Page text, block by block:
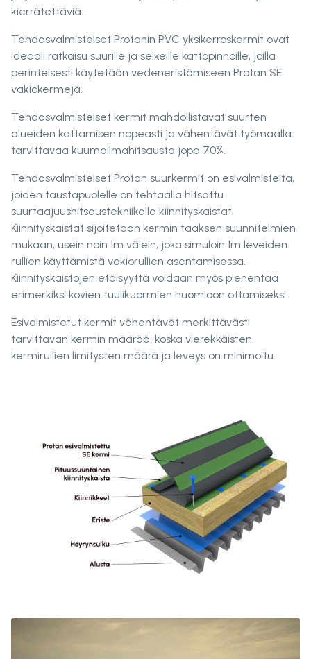
kierrätettäviä.
Tehdasvalmisteiset Protanin PVC yksikerroskermit ovat
ideaali ratkaisu suurille ja selkeille kattopinnoille, joilla
perinteisesti käytetään vedeneristämiseen Protan SE
vakiokermejä.
Tehdasvalmisteiset kermit mahdollistavat suurten
alueiden kattamisen nopeasti ja vähentävät työmaalla
tarvittavaa kuumailmahitsausta jopa 70%.
Tehdasvalmisteiset Protan suurkermit on esivalmisteita,
joiden taustapuolelle on tehtaalla hitsattu
suurtaajuushitsaustekniikalla kiinnityskaistat.
Kiinnityskaistat sijoitetaan kermin taaksen suunnitelmien
mukaan, usein noin 1m välein, joka simuloin 1m leveiden
rullien käyttämistä vakiorullien asentamisessa.
Kiinnityskaistojen etäisyyttä voidaan myös pienentää
erimerkiksi kovien tuulikuormien huomioon ottamiseksi.
Esivalmistetut kermit vähentävät merkittävästi
tarvittavan kermin määrää, koska vierekkäisten
kermirullien limitysten määrä ja leveys on minimoitu.